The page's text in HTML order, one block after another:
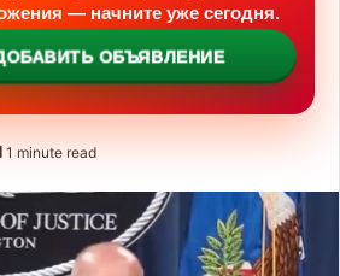
— начните уже сегодня.
ОБЪЯВЛЕНИЕ
1 minute read